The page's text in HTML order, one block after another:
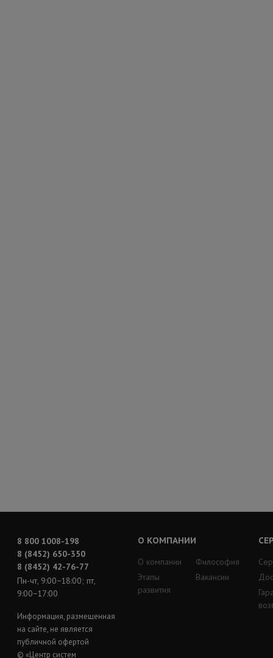
8 800 1008-198
8 (8452) 650-350
8 (8452) 42-76-77
Пн-чт, 9:00−18:00; пт,
9:00−17:00
Информация, размещенная
на сайте, не является
публичной офертой
© «Центр систем
О КОМПАНИИ
О компании
Этапы
развития
Философия
Вакансии